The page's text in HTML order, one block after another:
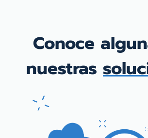
Conoce
nuestras